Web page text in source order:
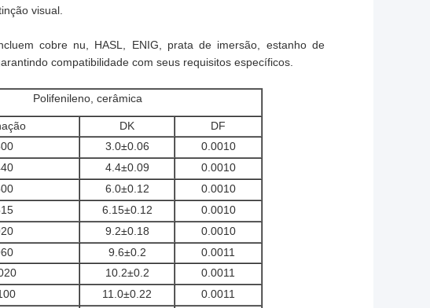
visual.
cobre nu, HASL, ENIG, prata de imersão, estanho de
compatibilidade com seus requisitos específicos.
Polifenileno, cerâmica
DK
DF
3.0±0.06
0.0010
4.4±0.09
0.0010
6.0±0.12
0.0010
6.15±0.12
0.0010
9.2±0.18
0.0010
9.6±0.2
0.0011
10.2±0.2
0.0011
11.0±0.22
0.0011